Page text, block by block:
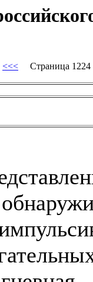
<<< Страница